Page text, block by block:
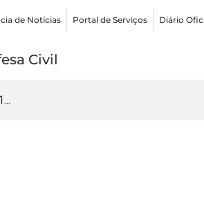
de Notícias Portal de Serviços Diário
Civil